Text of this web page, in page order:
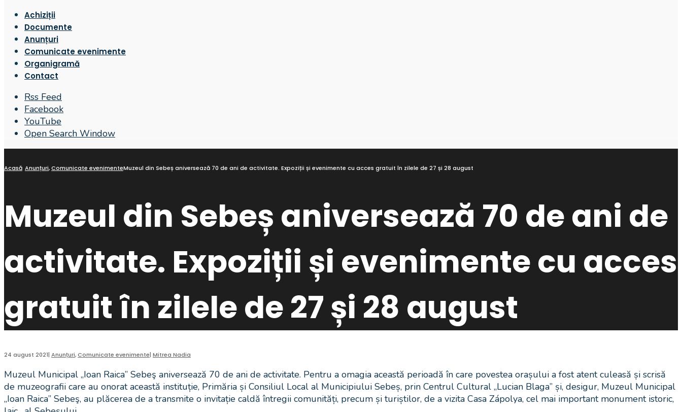
Achiziții
Documente
Anunțuri
Comunicate evenimente
Organigramă
Contact
Rss Feed
Facebook
YouTube
Open Search Window
Acasă Anunțuri,Comunicate evenimenteMuzeul din Sebeș aniversează 70 de ani de activitate. Expoziții și evenimente cu acces gratuit în zilele de 27 și 28 august
Muzeul din Sebeș aniversează 70 de ani de
activitate. Expoziții și evenimente cu acces
gratuit în zilele de 27 și 28 august
24 august 2021| Anunțuri,Comunicate evenimente| Mitrea Nadia
Muzeul Municipal „Ioan Raica” Sebeş aniversează 70 de ani de activitate. Pentru a omagia această perioadă în care povestea orașului a fost atent culeasă și scrisă
de muzeografii care au onorat această instituție, Primăria și Consiliul Local al Municipiului Sebeș, prin Centrul Cultural „Lucian Blaga” și, desigur, Muzeul Municipal
„Ioan Raica” Sebeş, au plăcerea de a transmite o invitație caldă întregii comunități, precum și turiștilor, de a vizita Casa Zápolya, cel mai important monument istoric,